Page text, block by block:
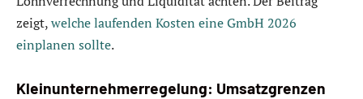
zeigt,welche laufenden Kosten eine GmbH 2026
einplanen sollte.
Kleinunternehmerregelung: Umsatzgrenzen